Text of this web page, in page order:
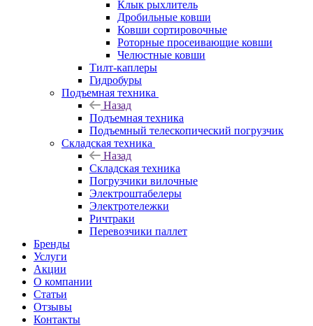
Клык рыхлитель
Дробильные ковши
Ковши сортировочные
Роторные просеивающие ковши
Челюстные ковши
Тилт-каплеры
Гидробуры
Подъемная техника
Назад
Подъемная техника
Подъемный телескопический погрузчик
Складская техника
Назад
Складская техника
Погрузчики вилочные
Электроштабелеры
Электротележки
Ричтраки
Перевозчики паллет
Бренды
Услуги
Акции
О компании
Статьи
Отзывы
Контакты